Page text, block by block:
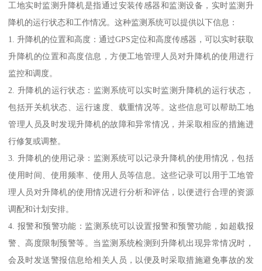
工地实时监测升降机是指通过安装传感器和监测设备，实时监测升
降机的运行状态和工作情况。这种监测系统可以提供以下信息：
1. 升降机的位置和高度：通过GPS定位和高度传感器，可以实时获取
升降机的位置和高度信息，方便工地管理人员对升降机的使用进行
监控和调度。
2. 升降机的运行状态：监测系统可以实时监测升降机的运行状态，
包括开关机状态、运行速度、载重情况等。这些信息可以帮助工地
管理人员及时发现升降机的故障和异常情况，并采取相应的措施进
行修复或调整。
3. 升降机的使用记录：监测系统可以记录升降机的使用情况，包括
使用时间、使用频率、使用人员等信息。这些记录可以用于工地管
理人员对升降机的使用情况进行分析和评估，以便进行合理的资源
调配和计划安排。
4. 报警和预警功能：监测系统可以设置报警和预警功能，如超载报
警、高度限制预警等。当监测系统检测到升降机出现异常情况时，
会及时发送警报信息给相关人员，以便及时采取措施避免事故的发